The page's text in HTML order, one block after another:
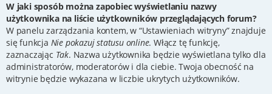
W jaki sposób można zapobiec wyświetlaniu nazwy
użytkownika na liście użytkowników przeglądających forum?
W panelu zarządzania kontem, w “Ustawieniach witryny” znajduje
się funkcja Nie pokazuj statusu online. Włącz tę funkcję,
zaznaczając Tak. Nazwa użytkownika będzie wyświetlana tylko dla
administratorów, moderatorów i dla ciebie. Twoja obecność na
witrynie będzie wykazana w liczbie ukrytych użytkowników.